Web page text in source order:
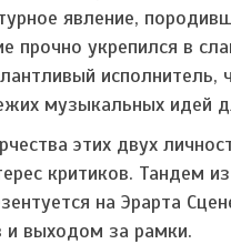
явление,
прочно укрепился в
музыкальных идей
этих двух
критиков. Тандем
на Эрарта
и выходом за рамки.